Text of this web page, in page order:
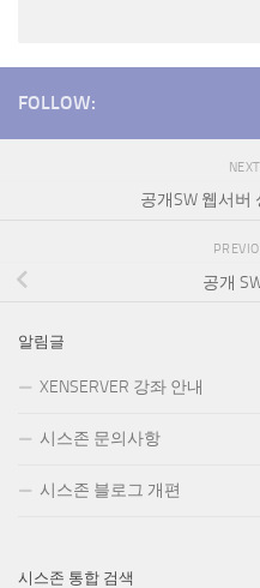
FOLLOW:
공개SW 웹서버
공개
알림글
XENSERVER 강좌 안내
시스존 문의사항
시스존 블로그 개편
시스존 통합 검색